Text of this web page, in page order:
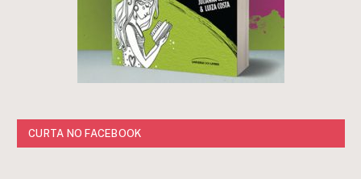
CURTA NO FACEBOOK